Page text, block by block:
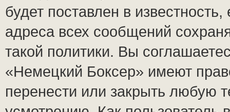
будет поставлен в
адреса всех сообщений
такой политики. Вы
«Немецкий Боксер» имеют
перенести или закрыть любую